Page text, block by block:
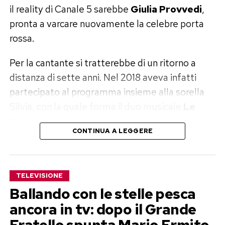
Tra le candidature verranno scelti sessanta
artisti, convocati successivamente per le
audizioni dal vivo.
Da questa selezione emergeranno quindici
concorrenti di Sanremo Giovani, ai quali si
aggiungeranno altri quindici artisti provenienti
composto da trenta giovani talenti pronti a
contendersi il passaggio successivo.
durante due fine settimana, alla presenza del
direttore artistico Stefano De Martino. Alla fine
resteranno soltanto sei finalisti: tre scelti
attraverso Sanremo Giovani e tre provenienti da
il reality di Canale 5 sarebbe Giulia Provvedi,
pronta a varcare nuovamente la celebre porta
rossa.
Per la cantante si tratterebbe di un ritorno a
distanza di sette anni. Nel 2018 aveva infatti
partecipato al programma insieme alla sorella
Donatella, conquistando una grande popolarità
anche sul piccolo schermo.
CONTINUA A LEGGERE
TELEVISIONE
Ballando con le stelle pesca
ancora in tv: dopo il Grande